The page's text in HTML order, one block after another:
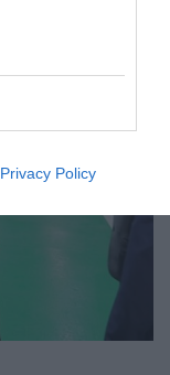
Privacy Policy